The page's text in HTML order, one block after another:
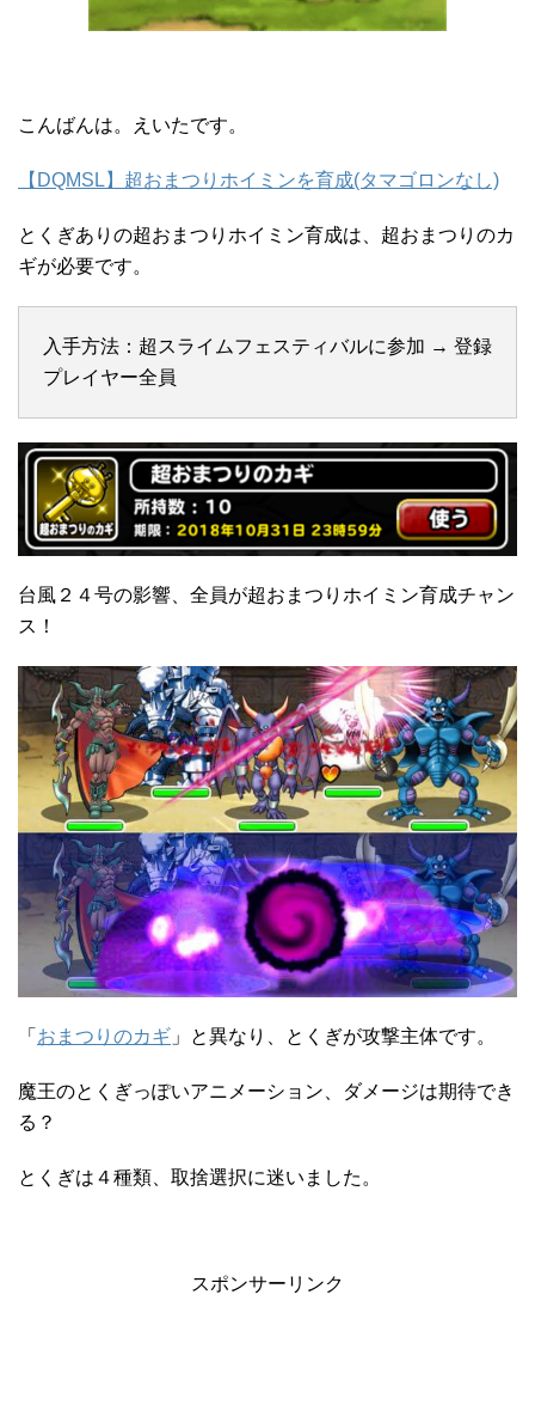
こんばんは。えいたです。
【DQMSL】超おまつりホイミンを育成(タマゴロンなし)
とくぎありの超おまつりホイミン育成は、超おまつりのカ
ギが必要です。
入手方法：超スライムフェスティバルに参加 → 登録
プレイヤー全員
台風２４号の影響、全員が超おまつりホイミン育成チャン
ス！
「 おまつりのカギ 」と異なり、とくぎが攻撃主体です。
魔王のとくぎっぽいアニメーション、ダメージは期待でき
る？
とくぎは４種類、取捨選択に迷いました。
スポンサーリンク